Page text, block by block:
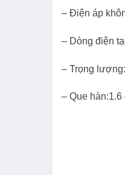
– Điện áp
– Dòng điện
– Trọng
– Que hàn:1.6